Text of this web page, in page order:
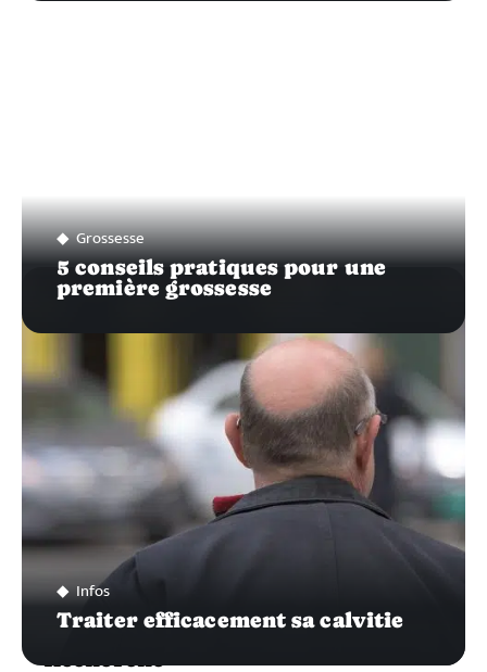
Grossesse
5 conseils pratiques pour une
première grossesse
Infos
Traiter efficacement sa calvitie